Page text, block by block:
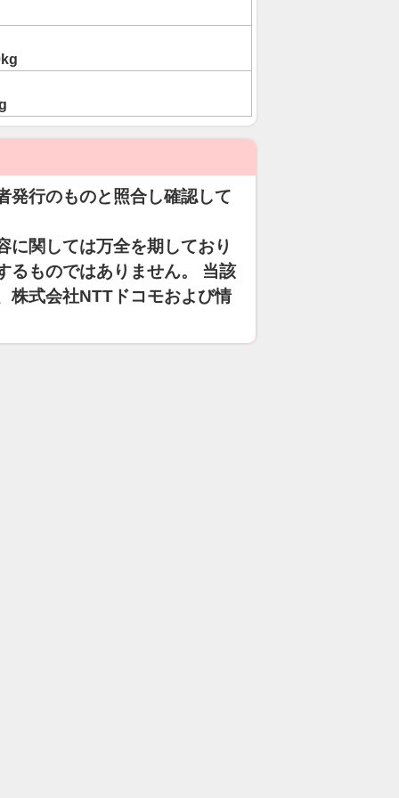
発行のものと照合し確認して
に関しては万全を期しており
るものではありません。 当該
株式会社NTTドコモおよび情